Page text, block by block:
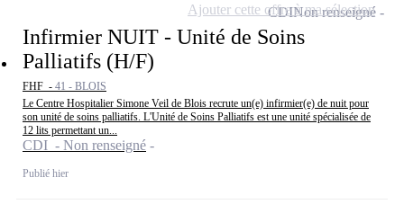
Infirmier NUIT - Unité de Soins
Palliatifs (H/F)
FHF - 41 - BLOIS
Le Centre Hospitalier Simone Veil de Blois recrute un(e) infirmier(e) de nuit pour
son unité de soins palliatifs. L'Unité de Soins Palliatifs est une unité spécialisée de
12 lits permettant un...
CDI - Non renseigné
Publié hier
CDINon renseigné
Ajouter cette offre à ma sélection